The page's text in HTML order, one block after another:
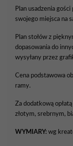
Plan usadzenia
swojego miejsca na
Plan stołów z
dopasowania do
wysyłany przez
Cena podstawowa
ramy.
Za dodatkową
złotym, srebrnym,
WYMIARY: wg